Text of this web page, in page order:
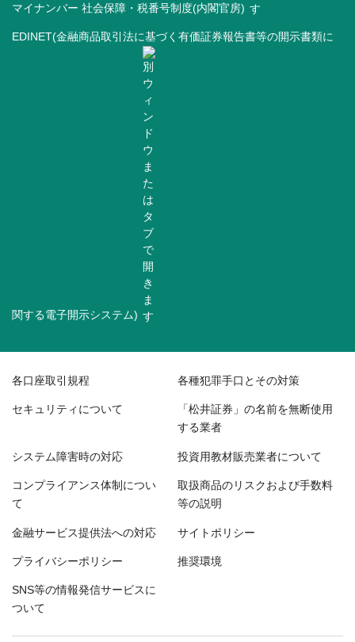
マイナンバー 社会保障・税番号制度(内閣官房)
EDINET(金融商品取引法に基づく有価証券報告書等の開示書類に
関する電子開示システム)
各口座取引規程 各種犯罪手口とその対策
セキュリティについて 「松井証券」の名前を無断使用
する業者
システム障害時の対応 投資用教材販売業者について
コンプライアンス体制につい
て
取扱商品のリスクおよび手数料
等の説明
金融サービス提供法への対応 サイトポリシー
プライバシーポリシー 推奨環境
SNS等の情報発信サービスに
ついて